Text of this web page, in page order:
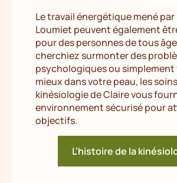
Le travail énergétique mené
Loumiet peuvent également
pour des personnes de tous
cherchiez surmonter des
psychologiques ou
mieux dans votre peau, les
kinésiologie de Claire vous
environnement sécurisé pour
objectifs.
L'histoire de la